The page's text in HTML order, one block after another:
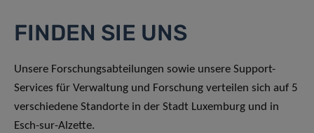
FINDEN SIE UNS
Unsere Forschungsabteilungen sowie unsere Support-
Services für Verwaltung und Forschung verteilen sich auf 5
verschiedene Standorte in der Stadt Luxemburg und in
Esch-sur-Alzette.